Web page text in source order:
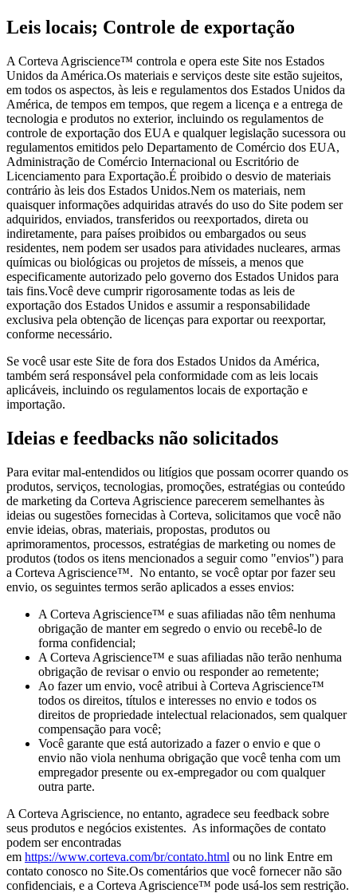
Leis locais; Controle de exportação
A Corteva Agriscience™ controla e opera este Site nos Estados
Unidos da América.Os materiais e serviços deste site estão sujeitos,
em todos os aspectos, às leis e regulamentos dos Estados Unidos da
América, de tempos em tempos, que regem a licença e a entrega de
tecnologia e produtos no exterior, incluindo os regulamentos de
controle de exportação dos EUA e qualquer legislação sucessora ou
regulamentos emitidos pelo Departamento de Comércio dos EUA,
Administração de Comércio Internacional ou Escritório de
Licenciamento para Exportação.É proibido o desvio de materiais
contrário às leis dos Estados Unidos.Nem os materiais, nem
quaisquer informações adquiridas através do uso do Site podem ser
adquiridos, enviados, transferidos ou reexportados, direta ou
indiretamente, para países proibidos ou embargados ou seus
residentes, nem podem ser usados para atividades nucleares, armas
químicas ou biológicas ou projetos de mísseis, a menos que
especificamente autorizado pelo governo dos Estados Unidos para
tais fins.Você deve cumprir rigorosamente todas as leis de
exportação dos Estados Unidos e assumir a responsabilidade
exclusiva pela obtenção de licenças para exportar ou reexportar,
conforme necessário.
Se você usar este Site de fora dos Estados Unidos da América,
também será responsável pela conformidade com as leis locais
aplicáveis, incluindo os regulamentos locais de exportação e
importação.
Ideias e feedbacks não solicitados
Para evitar mal-entendidos ou litígios que possam ocorrer quando os
produtos, serviços, tecnologias, promoções, estratégias ou conteúdo
de marketing da Corteva Agriscience parecerem semelhantes às
ideias ou sugestões fornecidas à Corteva, solicitamos que você não
envie ideias, obras, materiais, propostas, produtos ou
aprimoramentos, processos, estratégias de marketing ou nomes de
produtos (todos os itens mencionados a seguir como "envios") para
a Corteva Agriscience™. No entanto, se você optar por fazer seu
envio, os seguintes termos serão aplicados a esses envios:
A Corteva Agriscience™ e suas afiliadas não têm nenhuma
obrigação de manter em segredo o envio ou recebê-lo de
forma confidencial;
A Corteva Agriscience™ e suas afiliadas não terão nenhuma
obrigação de revisar o envio ou responder ao remetente;
Ao fazer um envio, você atribui à Corteva Agriscience™
todos os direitos, títulos e interesses no envio e todos os
direitos de propriedade intelectual relacionados, sem qualquer
compensação para você;
Você garante que está autorizado a fazer o envio e que o
envio não viola nenhuma obrigação que você tenha com um
empregador presente ou ex-empregador ou com qualquer
outra parte.
A Corteva Agriscience, no entanto, agradece seu feedback sobre
seus produtos e negócios existentes. As informações de contato
podem ser encontradas
em https://www.corteva.com/br/contato.html ou no link Entre em
contato conosco no Site.Os comentários que você fornecer não são
confidenciais, e a Corteva Agriscience™ pode usá-los sem restrição.